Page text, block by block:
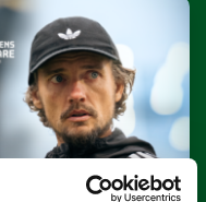
när juni